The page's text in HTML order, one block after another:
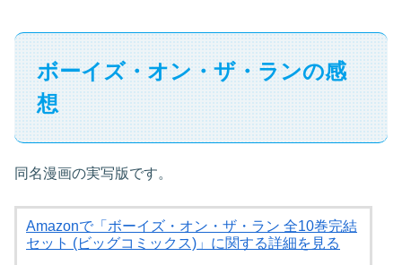
ボーイズ・オン・ザ・ランの感
想
同名漫画の実写版です。
Amazonで「ボーイズ・オン・ザ・ラン 全10巻完結
セット (ビッグコミックス)」に関する詳細を見る